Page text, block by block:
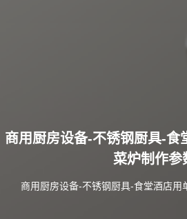
商用厨房设备-不锈钢厨具-食
菜炉制作参
商用厨房设备-不锈钢厨具-食堂酒店用